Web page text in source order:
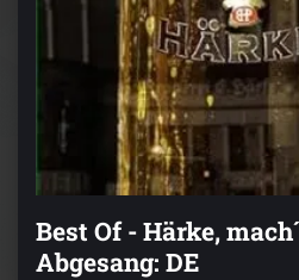
Best Of - Härke,
Abgesang: DE